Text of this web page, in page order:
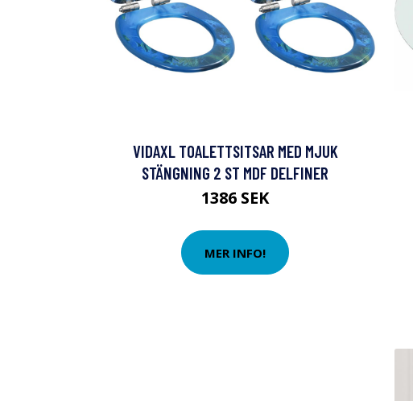
VIDAXL TOALETTSITSAR MED MJUK
STÄNGNING 2 ST MDF DELFINER
1386 SEK
MER INFO!